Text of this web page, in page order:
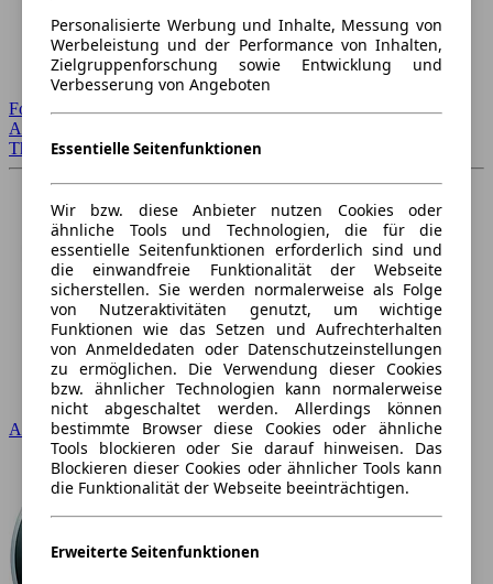
Forum Startseite
Alle Auto-Foren
Themen-Forum
Audi
Personalisierte Werbung und Inhalte, Messung von
Werbeleistung und der Performance von Inhalten,
Zielgruppenforschung sowie Entwicklung und
Verbesserung von Angeboten
Essentielle Seitenfunktionen
Wir bzw. diese Anbieter nutzen Cookies oder
ähnliche Tools und Technologien, die für die
essentielle Seitenfunktionen erforderlich sind und
die einwandfreie Funktionalität der Webseite
sicherstellen. Sie werden normalerweise als Folge
von Nutzeraktivitäten genutzt, um wichtige
Funktionen wie das Setzen und Aufrechterhalten
von Anmeldedaten oder Datenschutzeinstellungen
zu ermöglichen. Die Verwendung dieser Cookies
bzw. ähnlicher Technologien kann normalerweise
nicht abgeschaltet werden. Allerdings können
bestimmte Browser diese Cookies oder ähnliche
Tools blockieren oder Sie darauf hinweisen. Das
Blockieren dieser Cookies oder ähnlicher Tools kann
die Funktionalität der Webseite beeinträchtigen.
Erweiterte Seitenfunktionen